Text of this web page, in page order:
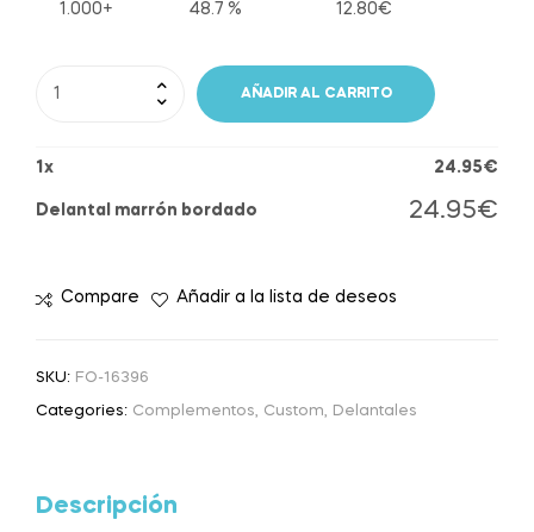
1.000+ 48.7 % 12.80€
AÑADIR AL CARRITO
1 x 24.95€
Delantal marrón bordado 24.95€
Compare Añadir a la lista de deseos
SKU: FO-16396
Categories: Complementos, Custom, Delantales
Descripción